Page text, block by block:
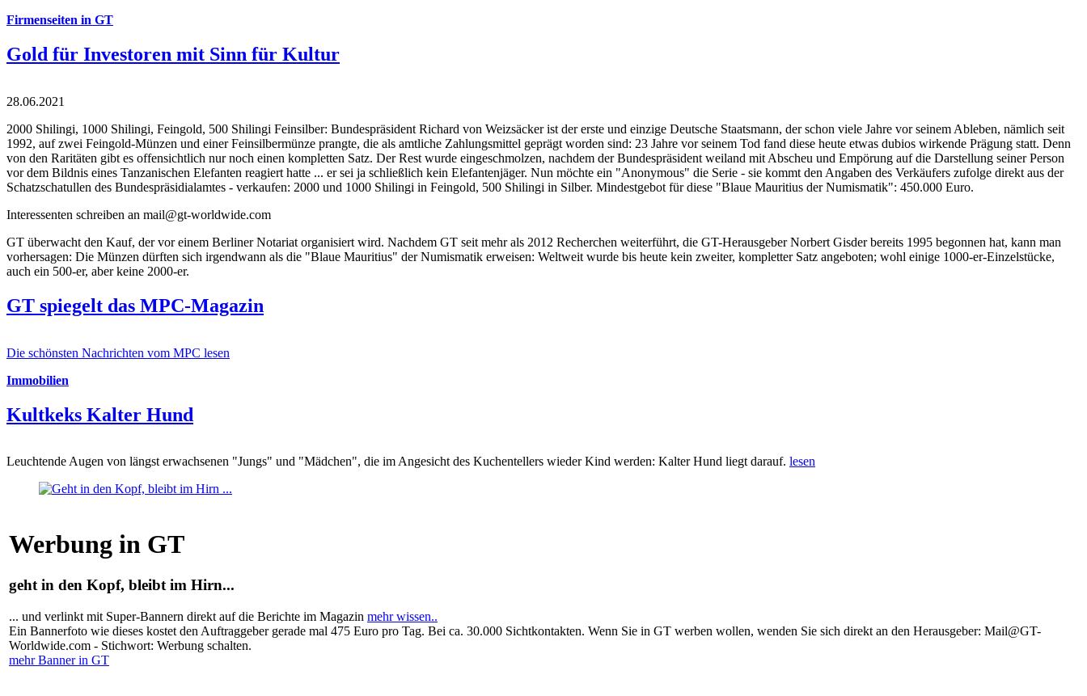
Firmenseiten in GT
Gold für Investoren mit Sinn für Kultur
28.06.2021
2000 Shilingi, 1000 Shilingi, Feingold, 500 Shilingi Feinsilber: Bundespräsident Richard von Weizsäcker ist der erste und einzige Deutsche Staatsmann, der schon viele Jahre vor seinem Ableben, nämlich seit
1992, auf zwei Feingold-Münzen und einer Feinsilbermünze prangte, die als amtliche Zahlungsmittel geprägt worden sind: 23 Jahre vor seinem Tod fand diese heute etwas dubios wirkende Prägung statt. Denn
von den Raritäten gibt es offensichtlich nur noch einen kompletten Satz. Der Rest wurde eingeschmolzen, nachdem der Bundespräsident weiland mit Abscheu und Empörung auf die Darstellung seiner Person
vor dem Bildnis eines Tanzanischen Elefanten reagiert hatte ... er sei ja schließlich kein Elefantenjäger. Nun möchte ein "Anonymous" die Serie - sie kommt den Angaben des Verkäufers zufolge direkt aus der
Schatzschatullen des Bundespräsidialamtes - verkaufen: 2000 und 1000 Shilingi in Feingold, 500 Shilingi in Silber. Mindestgebot für diese "Blaue Mauritius der Numismatik": 450.000 Euro.
Interessenten schreiben an mail@gt-worldwide.com
GT überwacht den Kauf, der vor einem Berliner Notariat organisiert wird. Nachdem GT seit mehr als 2012 Recherchen weiterführt, die GT-Herausgeber Norbert Gisder bereits 1995 begonnen hat, kann man
vorhersagen: Die Münzen dürften sich irgendwann als die "Blaue Mauritius" der Numismatik erweisen: Weltweit wurde bis heute kein zweiter, kompletter Satz angeboten; wohl einige 1000-er-Einzelstücke,
auch ein 500-er, aber keine 2000-er.
GT spiegelt das MPC-Magazin
Die schönsten Nachrichten vom MPC lesen
Immobilien
Kultkeks Kalter Hund
Leuchtende Augen von längst erwachsenen "Jungs" und "Mädchen", die im Angesicht des Kuchentellers wieder Kind werden: Kalter Hund liegt darauf. lesen
Werbung in GT
geht in den Kopf, bleibt im Hirn...
... und verlinkt mit Super-Bannern direkt auf die Berichte im Magazin mehr wissen..
Ein Bannerfoto wie dieses kostet den Auftraggeber gerade mal 475 Euro pro Tag. Bei ca. 30.000 Sichtkontakten. Wenn Sie in GT werben wollen, wenden Sie sich direkt an den Herausgeber: Mail@GT-
Worldwide.com - Stichwort: Werbung schalten.
mehr Banner in GT